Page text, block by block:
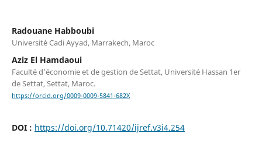
Radouane Habboubi
Université Cadi Ayyad, Marrakech, Maroc
Aziz El Hamdaoui
Faculté d’économie et de gestion de Settat, Université Hassan 1er
de Settat, Settat, Maroc.
https://orcid.org/0009-0009-5841-682X
DOI : https://doi.org/10.71420/ijref.v3i4.254